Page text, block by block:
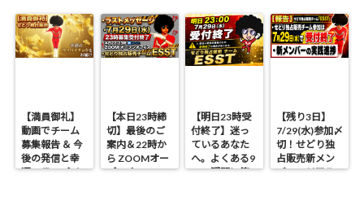
【満員御礼】
動画でチーム
募集報告 ＆ 今
後の発信と幸
運のラッパイ
【本日23時締
切】最後のご
案内＆22時か
ら ZOOMオー
プンオフィス
【明日23時受
付終了】迷っ
ているあなた
へ。よくある9
つの疑問に答
【残り3日】
7/29(水)参加〆
切！せどり独
占販売新メン
バーのリアル